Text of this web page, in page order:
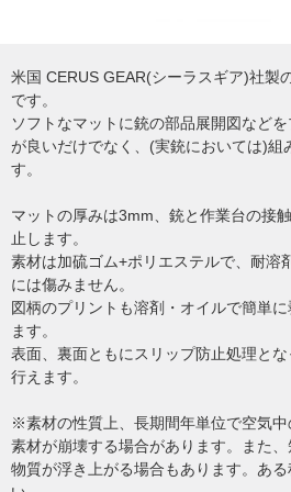
米国 CERUS GEAR(シーラスギア)社製
です。
ソフトなマットに銃の部品展開図など
が良いだけでなく、(実銃においては)組
す。
マットの厚みは3mm、銃と作業台の接
止します。
素材は加硫ゴム+ポリエステルで、耐溶
には傷みません。
図柄のプリントも溶剤・オイルで簡単
ます。
表面、裏面ともにスリップ防止処理と
行えます。
※素材の性質上、長期間年単位で空気
素材が崩壊する場合があります。また
物質が浮き上がる場合もあります。あ